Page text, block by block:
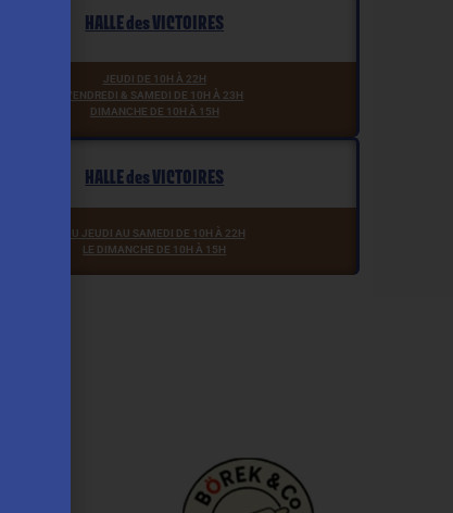
HALLE des VICTOIRES
JEUDI DE 10H À 22H
VENDREDI & SAMEDI DE 10H À 23H
DIMANCHE DE 10H À 15H
HALLE des VICTOIRES
DU JEUDI AU SAMEDI DE 10H À 22H
LE DIMANCHE DE 10H À 15H